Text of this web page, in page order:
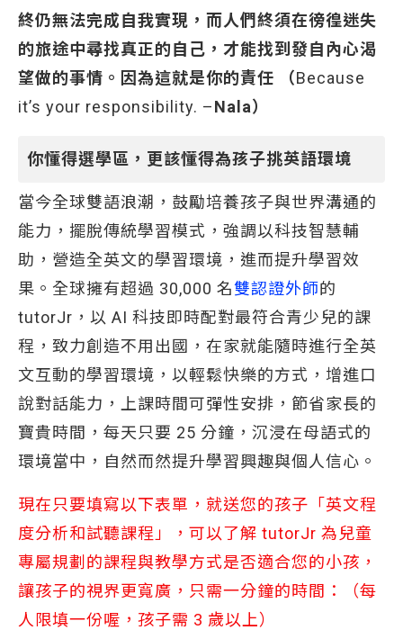
終仍無法完成自我實現，而人們終須在徬徨迷失
的旅途中尋找真正的自己，才能找到發自內心渴
望做的事情。因為這就是你的責任 （Because
it’s your responsibility. –Nala）
你懂得選學區，更該懂得為孩子挑英語環境
當今全球雙語浪潮，鼓勵培養孩子與世界溝通的
能力，擺脫傳統學習模式，強調以科技智慧輔
助，營造全英文的學習環境，進而提升學習效
果。全球擁有超過 30,000 名雙認證外師的
tutorJr，以 AI 科技即時配對最符合青少兒的課
程，致力創造不用出國，在家就能隨時進行全英
文互動的學習環境，以輕鬆快樂的方式，增進口
說對話能力，上課時間可彈性安排，節省家長的
寶貴時間，每天只要 25 分鐘，沉浸在母語式的
環境當中，自然而然提升學習興趣與個人信心。
現在只要填寫以下表單，就送您的孩子「英文程
度分析和試聽課程」，可以了解 tutorJr 為兒童
專屬規劃的課程與教學方式是否適合您的小孩，
讓孩子的視界更寬廣，只需一分鐘的時間：（每
人限填一份喔，孩子需 3 歲以上）